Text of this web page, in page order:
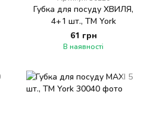
Губка для посуду ХВИЛЯ,
4+1 шт., TM York
61 грн
В наявності